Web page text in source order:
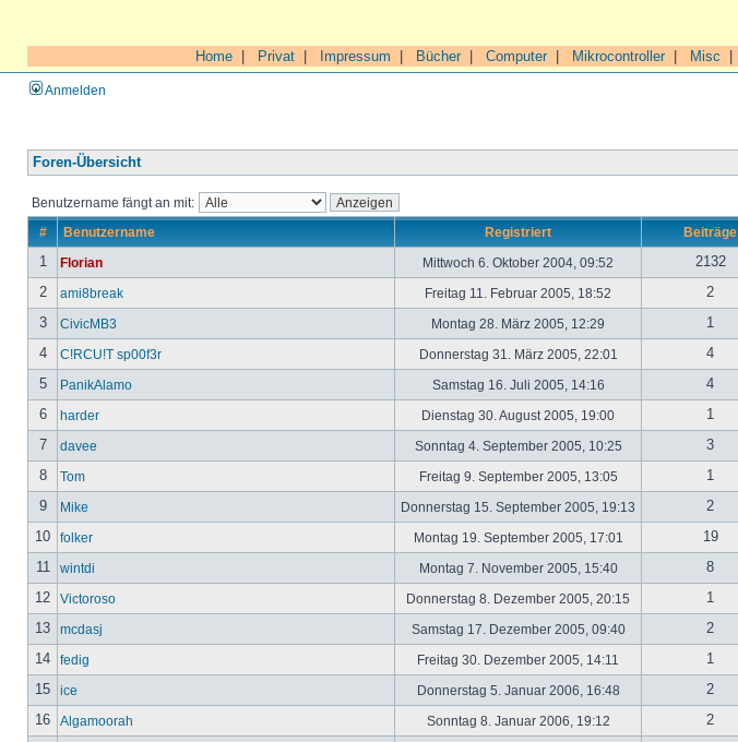
Home Privat Impressum Bücher| Computer| Mikrocontroller| Misc
Anmelden
Foren-Übersicht
Benutzername fängt an mit:
# Benutzername Registriert Beiträge
1 Florian Mittwoch 6. Oktober 2004, 09:52 2132
2
ami8break Freitag 11. Februar 2005, 18:52
2
3
CivicMB3 Montag 28. März 2005, 12:29
1
4
C!RCU!T sp00f3r Donnerstag 31. März 2005, 22:01
4
5
PanikAlamo Samstag 16. Juli 2005, 14:16
4
6
harder Dienstag 30. August 2005, 19:00
1
7
davee Sonntag 4. September 2005, 10:25
3
8
Tom Freitag 9. September 2005, 13:05
1
9
Mike Donnerstag 15. September 2005, 19:13
2
10
folker Montag 19. September 2005, 17:01
19
11
wintdi Montag 7. November 2005, 15:40
8
12
Victoroso Donnerstag 8. Dezember 2005, 20:15
1
13
mcdasj Samstag 17. Dezember 2005, 09:40
2
14
fedig Freitag 30. Dezember 2005, 14:11
1
15
ice Donnerstag 5. Januar 2006, 16:48
2
16
Algamoorah Sonntag 8. Januar 2006, 19:12
2